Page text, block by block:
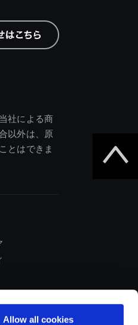
Allow all cookies
社による商
以外は、原
とはできま